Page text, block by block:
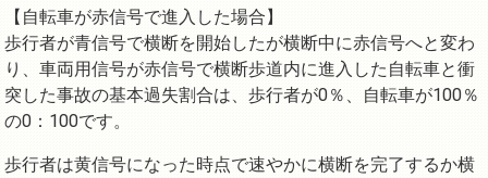
【自転車が赤信号で進入した場合】
歩行者が青信号で横断を開始したが横断中に赤信号へと変わ
り、車両用信号が赤信号で横断歩道内に進入した自転車と衝
突した事故の基本過失割合は、歩行者が0％、自転車が100％
の0：100です。
歩行者は黄信号になった時点で速やかに横断を完了するか横